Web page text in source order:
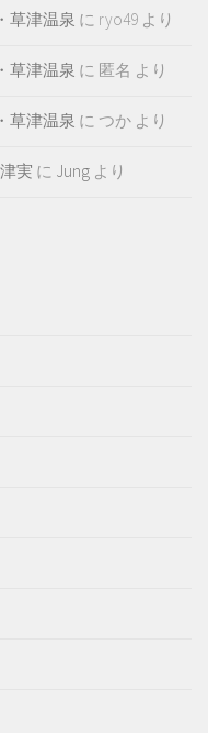
草津温泉 に ryo49 より
草津温泉 に 匿名 より
草津温泉 に つか より
実 に Jung より